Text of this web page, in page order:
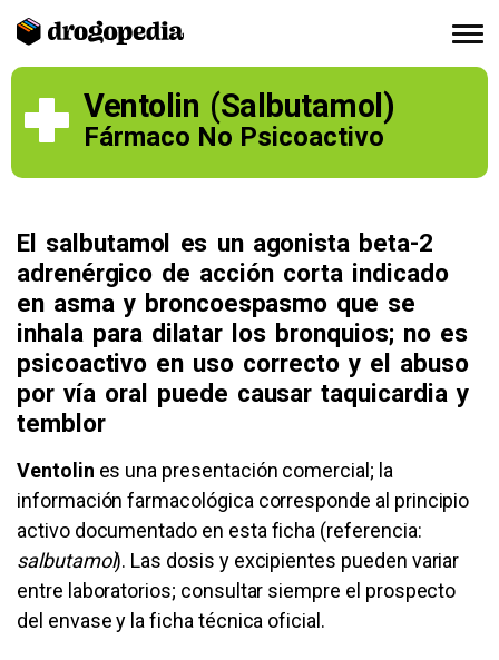
Ventolin (Salbutamol)
Fármaco No Psicoactivo
El salbutamol es un agonista beta-2
adrenérgico de acción corta indicado
en asma y broncoespasmo que se
inhala para dilatar los bronquios; no es
psicoactivo en uso correcto y el abuso
por vía oral puede causar taquicardia y
temblor
Ventolin es una presentación comercial; la
información farmacológica corresponde al principio
activo documentado en esta ficha (referencia:
salbutamol). Las dosis y excipientes pueden variar
entre laboratorios; consultar siempre el prospecto
del envase y la ficha técnica oficial.